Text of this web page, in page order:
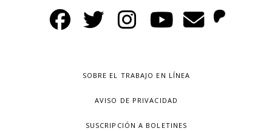
SOBRE EL TRABAJO EN LÍNEA
AVISO DE PRIVACIDAD
SUSCRIPCIÓN A BOLETINES